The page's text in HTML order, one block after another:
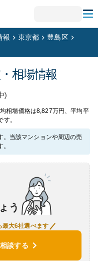
報 東京都
豊島区
相場情報
)
相場価格は8,827万円、平均平
。
。当該マンションや周辺の売
う
最大6社選べます
談する